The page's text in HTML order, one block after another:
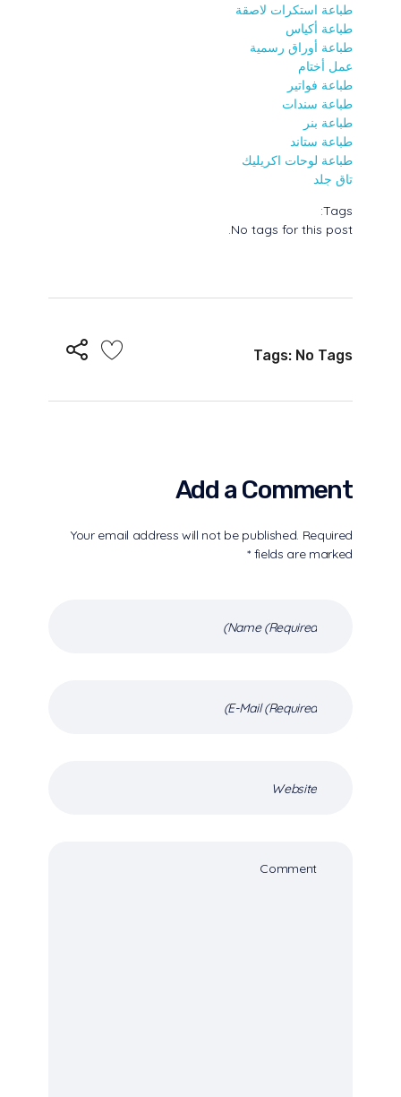
طباعة استكرات لاصقة
طباعة أكياس
طباعة أوراق رسمية
عمل أختام
طباعة فواتير
طباعة سندات
طباعة بنر
طباعة ستاند
طباعة لوحات اكريليك
تاق جلد
Tags:
No tags for this post.
Tags: No Tags
Add a Comment
Your email address will not be published. Required
fields are marked *